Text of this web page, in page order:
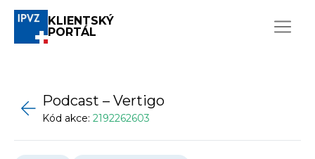
KLIENTSKÝ
PORTÁL
Podcast – Vertigo
Kód akce: 2192262603